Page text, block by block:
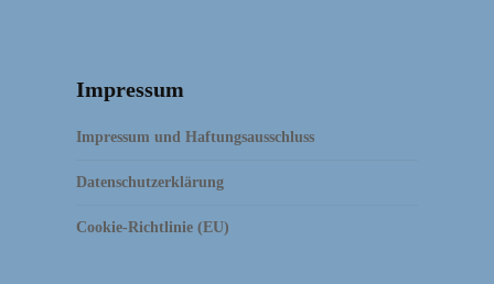
Impressum
Impressum und Haftungsausschluss
Datenschutzerklärung
Cookie-Richtlinie (EU)